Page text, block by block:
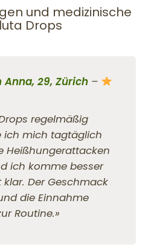
und medizinische
Drops
29, Zürich –
regelmäßig
ich mich tagtäglich
Heißhungerattacken
ich komme besser
Der Geschmack
die Einnahme
Routine.»